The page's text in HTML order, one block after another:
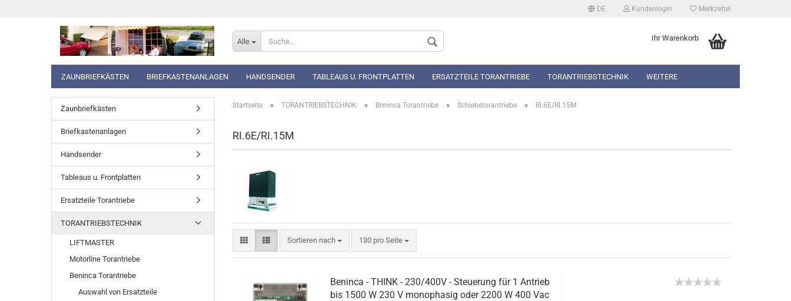
DE Kundenlogin Merkzettel
Alle Ihr Warenkorb
ZAUNBRIEFKÄSTEN BRIEFKASTENANLAGEN HANDSENDER TABLEAUS U. FRONTPLATTEN ERSATZTEILE TORANTRIEBE TORANTRIEBSTECHNIK WEITERE
Startseite » TORANTRIEBSTECHNIK » Beninca Torantriebe » Schiebetorantriebe » RI.6E/RI.15M
RI.6E/RI.15M
Sortieren nach 130 pro Seite
Beninca - THINK - 230/400V - Steuerung für 1 Antrieb
bis 1500 W 230 V monophasig oder 2200 W 400 Vac
Zaunbriefkästen
Briefkastenanlagen
Handsender
Tableaus u. Frontplatten
Ersatzteile Torantriebe
TORANTRIEBSTECHNIK
LIFTMASTER
Motorline Torantriebe
Beninca Torantriebe
Auswahl von Ersatzteile